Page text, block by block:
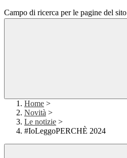
Campo di ricerca per le pagine del sito
Home >
Novità >
Le notizie >
#IoLeggoPERCHÈ 2024